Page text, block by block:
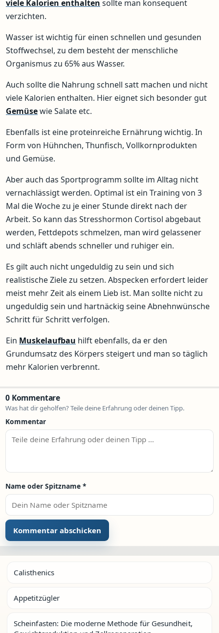
viele Kalorien enthalten sollte man konsequent
verzichten.
Wasser ist wichtig für einen schnellen und gesunden
Stoffwechsel, zu dem besteht der menschliche
Organismus zu 65% aus Wasser.
Auch sollte die Nahrung schnell satt machen und nicht
viele Kalorien enthalten. Hier eignet sich besonder gut
Gemüsewie Salate etc.
Ebenfalls ist eine proteinreiche Ernährung wichtig. In
Form von Hühnchen, Thunfisch, Vollkornprodukten
und Gemüse.
Aber auch das Sportprogramm sollte im Alltag nicht
vernachlässigt werden. Optimal ist ein Training von 3
Mal die Woche zu je einer Stunde direkt nach der
Arbeit. So kann das Stresshormon Cortisol abgebaut
werden, Fettdepots schmelzen, man wird gelassener
und schläft abends schneller und ruhiger ein.
Es gilt auch nicht ungeduldig zu sein und sich
realistische Ziele zu setzen. Abspecken erfordert leider
meist mehr Zeit als einem Lieb ist. Man sollte nicht zu
ungeduldig sein und hartnäckig seine Abnehnwünsche
Schritt für Schritt verfolgen.
Ein Muskelaufbau hilft ebenfalls, da er den
Grundumsatz des Körpers steigert und man so täglich
mehr Kalorien verbrennt.
0 Kommentare
Was hat dir geholfen? Teile deine Erfahrung oder deinen Tipp.
Kommentar
Name oder Spitzname *
Calisthenics
Appetitzügler
Scheinfasten: Die moderne Methode für Gesundheit,